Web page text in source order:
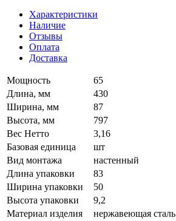
Характеристики
Наличие
Отзывы
Оплата
Доставка
Мощность
65
Длина, мм
430
Ширина, мм
87
Высота, мм
797
Вес Нетто
3,16
Базовая единица
шт
Вид монтажа
настенный
Длина упаковки
83
Ширина упаковки
50
Высота упаковки
9,2
Материал изделия
нержавеющая сталь